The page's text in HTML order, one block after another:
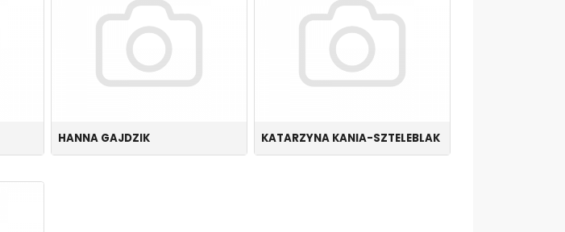
HANNA GAJDZIK KATARZYNA KANIA-SZTELEBLAK